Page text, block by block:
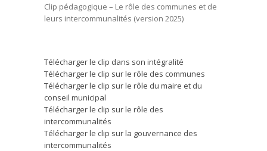
Clip pédagogique – Le rôle des communes et de
leurs intercommunalités (version 2025)
Télécharger le clip dans son intégralité
Télécharger le clip sur le rôle des communes
Télécharger le clip sur le rôle du maire et du
conseil municipal
Télécharger le clip sur le rôle des
intercommunalités
Télécharger le clip sur la gouvernance des
intercommunalités